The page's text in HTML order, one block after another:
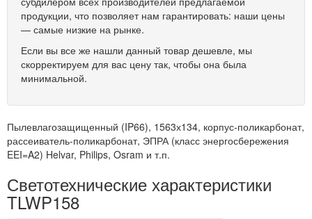
продукции, что позволяет нам гарантировать: наши цены
— самые низкие на рынке.
Если вы все же нашли данный товар дешевле, мы
скорректируем для вас цену так, чтобы она была
минимальной.
Пылевлагозащищенный (IP66), 1563х134, корпус-поликарбонат,
рассеиватель-поликарбонат, ЭПРА (класс энергосбережения
EEI=A2) Helvar, Philips, Osram и т.п.
Светотехнические характеристики
TLWP158